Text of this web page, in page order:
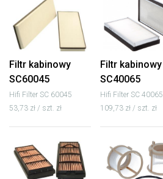
Filtr kabinowy
SC60045
Hifi Filter SC 60045
53,73 zł / szt. zł
Filtr kabinowy
SC40065
Hifi Filter SC 40065
109,73 zł / szt. zł